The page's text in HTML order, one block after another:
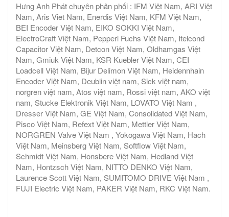
Hưng Anh Phát chuyên phân phối : IFM Việt Nam, ARI Việt
Nam, Aris Viet Nam, Enerdis Việt Nam, KFM Việt Nam,
BEI Encoder Việt Nam, EIKO SOKKI Việt Nam,
ElectroCraft Việt Nam, Pepperl Fuchs Việt Nam, Itelcond
Capacitor Việt Nam, Detcon Việt Nam, Oldhamgas Việt
Nam, Gmiuk Việt Nam, KSR Kuebler Việt Nam, CEI
Loadcell Việt Nam, Bijur Delimon Việt Nam, Heidennhain
Encoder Việt Nam, Deublin việt nam, Sick việt nam,
norgren việt nam, Atos việt nam, Rossi việt nam, AKO việt
nam, Stucke Elektronik Việt Nam, LOVATO Việt Nam ,
Dresser Việt Nam, GE Việt Nam, Consolidated Việt Nam,
Pisco Việt Nam, Refext Việt Nam, Mettler Việt Nam,
NORGREN Valve Việt Nam , Yokogawa Việt Nam, Hach
Việt Nam, Meinsberg Việt Nam, Softflow Việt Nam,
Schmidt Việt Nam, Honsbere Việt Nam, Hedland Việt
Nam, Hontzsch Việt Nam, NITTO DENKO Việt Nam,
Laurence Scott Việt Nam, SUMITOMO DRIVE Việt Nam ,
FUJI Electric Việt Nam, PAKER Việt Nam, RKC Việt Nam.